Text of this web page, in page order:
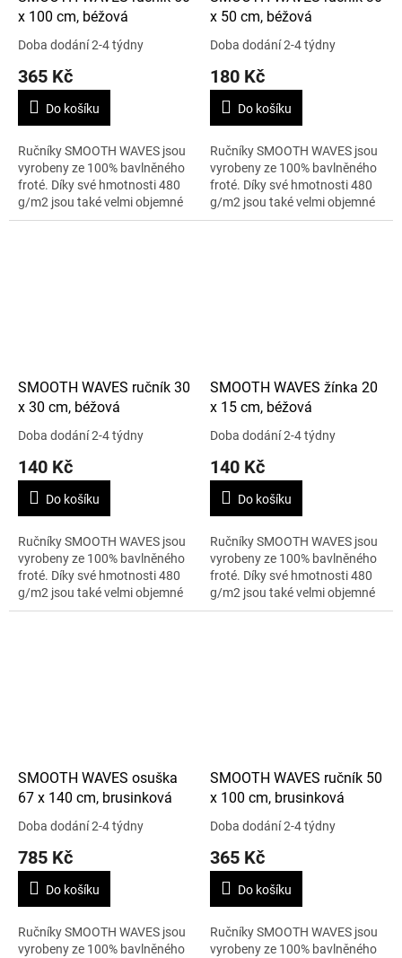
x 100 cm, béžová
Doba dodání 2-4 týdny
365 Kč
Do košíku
Ručníky SMOOTH WAVES jsou
vyrobeny ze 100% bavlněného
froté. Díky své hmotnosti 480
g/m2 jsou také velmi objemné
a na dotek obzvláště měkké a
x 50 cm, béžová
Doba dodání 2-4 týdny
180 Kč
Do košíku
Ručníky SMOOTH WAVES jsou
vyrobeny ze 100% bavlněného
froté. Díky své hmotnosti 480
g/m2 jsou také velmi objemné
a na dotek obzvláště měkké a
SMOOTH WAVES ručník 30
x 30 cm, béžová
Doba dodání 2-4 týdny
140 Kč
Do košíku
Ručníky SMOOTH WAVES jsou
vyrobeny ze 100% bavlněného
froté. Díky své hmotnosti 480
g/m2 jsou také velmi objemné
a na dotek obzvláště měkké a
SMOOTH WAVES žínka 20
x 15 cm, béžová
Doba dodání 2-4 týdny
140 Kč
Do košíku
Ručníky SMOOTH WAVES jsou
vyrobeny ze 100% bavlněného
froté. Díky své hmotnosti 480
g/m2 jsou také velmi objemné
a na dotek obzvláště měkké a
SMOOTH WAVES osuška
67 x 140 cm, brusinková
Doba dodání 2-4 týdny
785 Kč
Do košíku
Ručníky SMOOTH WAVES jsou
vyrobeny ze 100% bavlněného
SMOOTH WAVES ručník 50
x 100 cm, brusinková
Doba dodání 2-4 týdny
365 Kč
Do košíku
Ručníky SMOOTH WAVES jsou
vyrobeny ze 100% bavlněného